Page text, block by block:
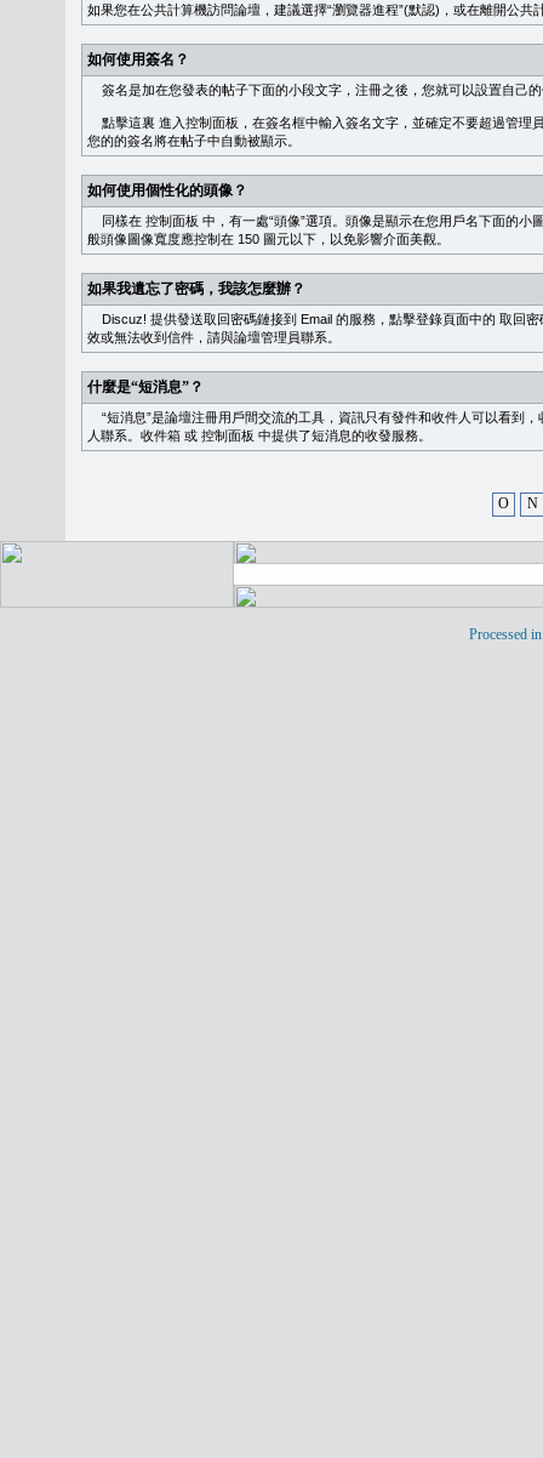
如果您在公共計算機訪問論壇，建議選擇“瀏覽器進程”(默認)，或在離開公共
如何使用簽名？
簽名是加在您發表的帖子下面的小段文字，注冊之後，您就可以設置自己
點擊這裏 進入控制面板，在簽名框中輸入簽名文字，並確定不要超過管
您的的簽名將在帖子中自動被顯示。
如何使用個性化的頭像？
同樣在 控制面板 中，有一處“頭像”選項。頭像是顯示在您用戶名下面的
般頭像圖像寬度應控制在 150 圖元以下，以免影響介面美觀。
如果我遺忘了密碼，我該怎麼辦？
Discuz! 提供發送取回密碼鏈接到 Email 的服務，點擊登錄頁面中的 取回密
效或無法收到信件，請與論壇管理員聯系。
什麼是“短消息”？
“短消息”是論壇注冊用戶間交流的工具，資訊只有發件和收件人可以看到
人聯系。 收件箱 或 控制面板 中提供了短消息的收發服務。
O N
Processed